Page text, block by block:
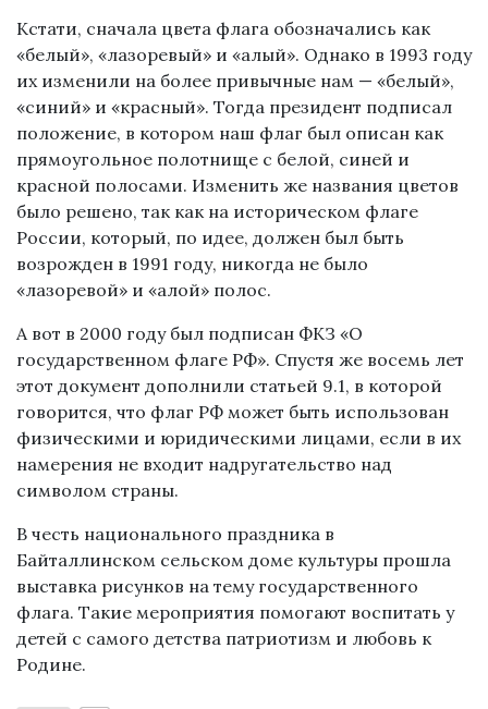
Кстати, сначала цвета флага обозначались как
«белый», «лазоревый» и «алый». Однако в 1993 году
их изменили на более привычные нам — «белый»,
«синий» и «красный». Тогда президент подписал
положение, в котором наш флаг был описан как
прямоугольное полотнище с белой, синей и
красной полосами. Изменить же названия цветов
было решено, так как на историческом флаге
России, который, по идее, должен был быть
возрожден в 1991 году, никогда не было
«лазоревой» и «алой» полос.
А вот в 2000 году был подписан ФКЗ «О
государственном флаге РФ». Спустя же восемь лет
этот документ дополнили статьей 9.1, в которой
говорится, что флаг РФ может быть использован
физическими и юридическими лицами, если в их
намерения не входит надругательство над
символом страны.
В честь национального праздника в
Байталлинском сельском доме культуры прошла
выставка рисунков на тему государственного
флага. Такие мероприятия помогают воспитать у
детей с самого детства патриотизм и любовь к
Родине.